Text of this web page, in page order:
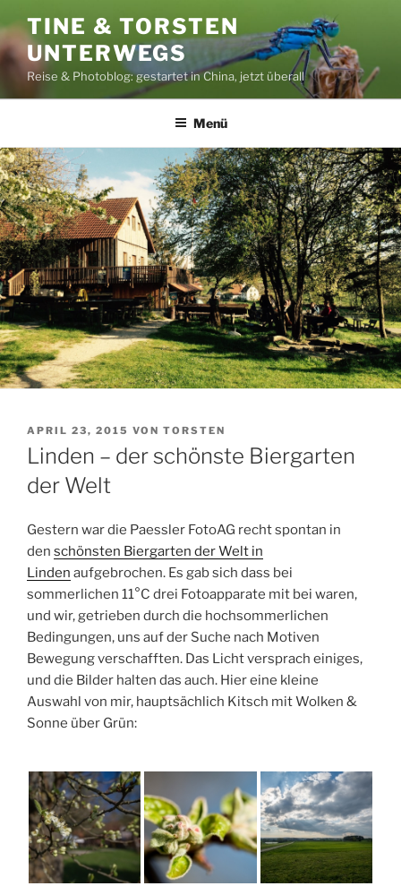
Inhalt
springen
TINE & TORSTEN
UNTERWEGS
Reise & Photoblog: gestartet in China, jetzt überall
Menü
VERÖFFENTLICHT
AM
APRIL 23, 2015 VON TORSTEN
Linden – der schönste Biergarten
der Welt
Gestern war die Paessler FotoAG recht spontan in
den schönsten Biergarten der Welt in
Linden aufgebrochen. Es gab sich dass bei
sommerlichen 11°C drei Fotoapparate mit bei waren,
und wir, getrieben durch die hochsommerlichen
Bedingungen, uns auf der Suche nach Motiven
Bewegung verschafften. Das Licht versprach einiges,
und die Bilder halten das auch. Hier eine kleine
Auswahl von mir, hauptsächlich Kitsch mit Wolken &
Sonne über Grün: